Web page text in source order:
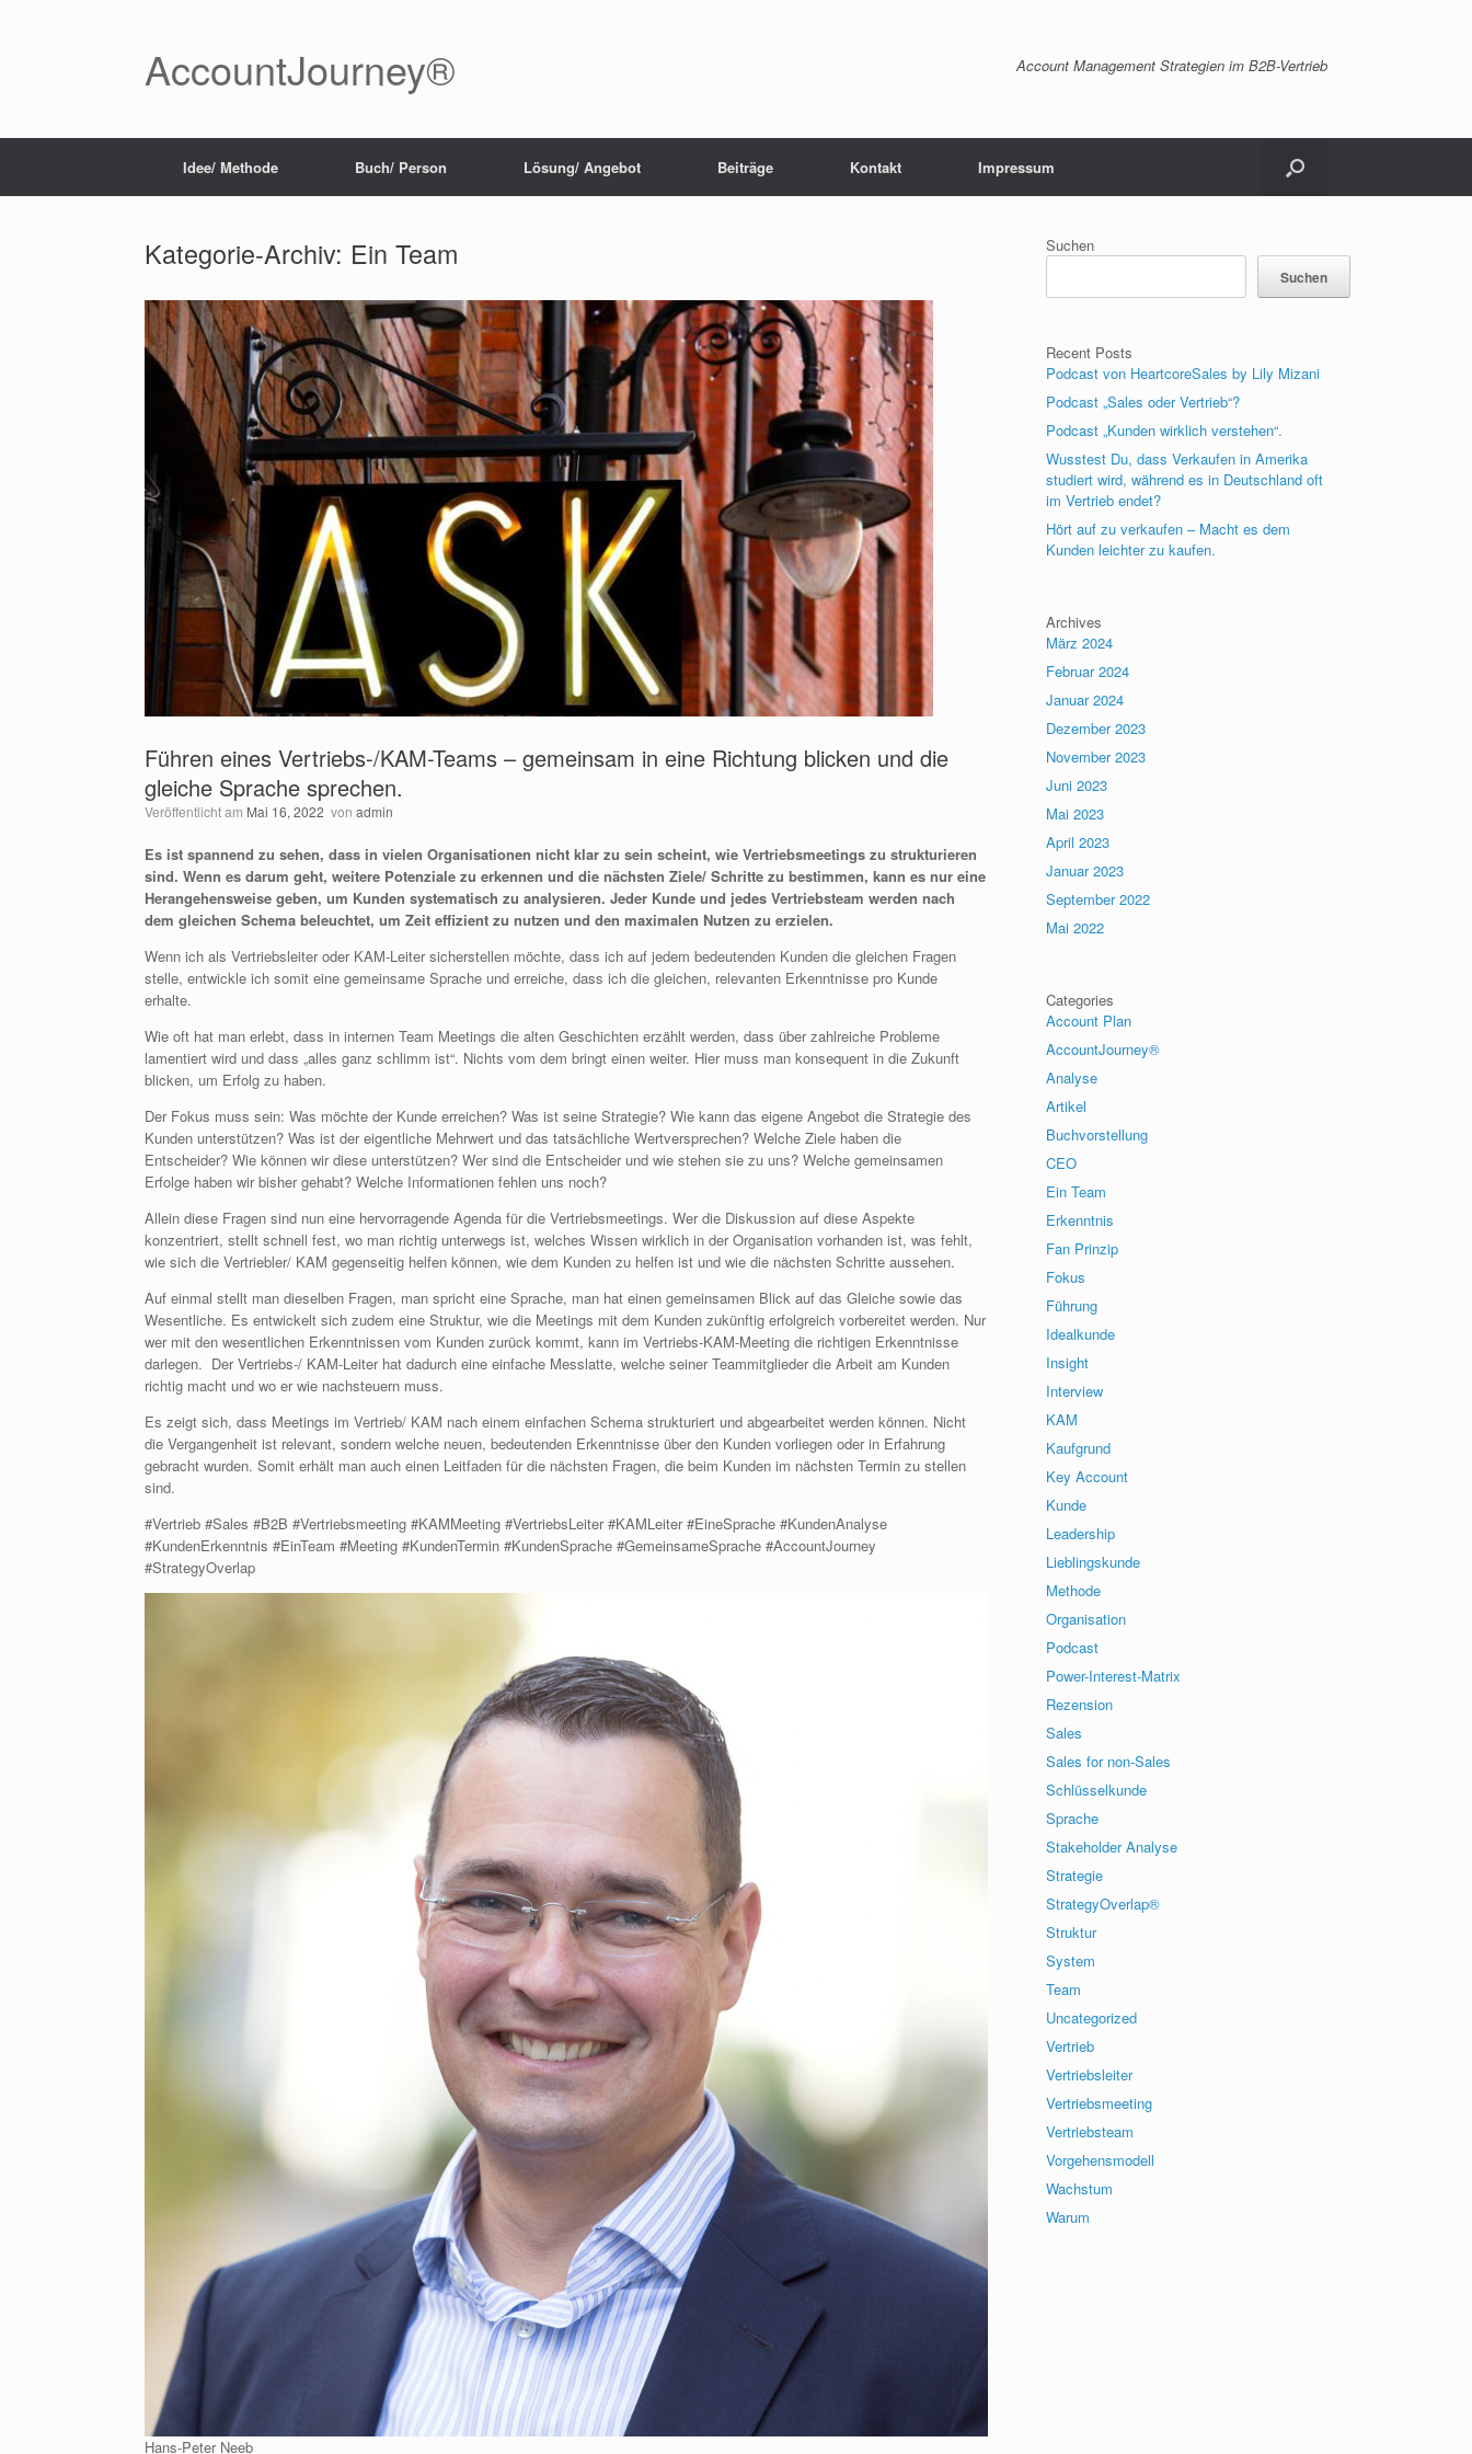
AccountJourney® Account Management Strategien im B2B-Vertrieb
Idee/ Methode Buch/ Person Lösung/ Angebot Beiträge Kontakt Impressum
Kategorie-Archiv: Ein Team
Führen eines Vertriebs-/KAM-Teams – gemeinsam in eine Richtung blicken und die
gleiche Sprache sprechen.
Veröffentlicht am Mai 16, 2022 von admin
Es ist spannend zu sehen, dass in vielen Organisationen nicht klar zu sein scheint, wie Vertriebsmeetings zu strukturieren
sind. Wenn es darum geht, weitere Potenziale zu erkennen und die nächsten Ziele/ Schritte zu bestimmen, kann es nur eine
Herangehensweise geben, um Kunden systematisch zu analysieren. Jeder Kunde und jedes Vertriebsteam werden nach
dem gleichen Schema beleuchtet, um Zeit effizient zu nutzen und den maximalen Nutzen zu erzielen.
Wenn ich als Vertriebsleiter oder KAM-Leiter sicherstellen möchte, dass ich auf jedem bedeutenden Kunden die gleichen Fragen
stelle, entwickle ich somit eine gemeinsame Sprache und erreiche, dass ich die gleichen, relevanten Erkenntnisse pro Kunde
erhalte.
Wie oft hat man erlebt, dass in internen Team Meetings die alten Geschichten erzählt werden, dass über zahlreiche Probleme
lamentiert wird und dass „alles ganz schlimm ist“. Nichts vom dem bringt einen weiter. Hier muss man konsequent in die Zukunft
blicken, um Erfolg zu haben.
Der Fokus muss sein: Was möchte der Kunde erreichen? Was ist seine Strategie? Wie kann das eigene Angebot die Strategie des
Kunden unterstützen? Was ist der eigentliche Mehrwert und das tatsächliche Wertversprechen? Welche Ziele haben die
Entscheider? Wie können wir diese unterstützen? Wer sind die Entscheider und wie stehen sie zu uns? Welche gemeinsamen
Erfolge haben wir bisher gehabt? Welche Informationen fehlen uns noch?
Allein diese Fragen sind nun eine hervorragende Agenda für die Vertriebsmeetings. Wer die Diskussion auf diese Aspekte
konzentriert, stellt schnell fest, wo man richtig unterwegs ist, welches Wissen wirklich in der Organisation vorhanden ist, was fehlt,
wie sich die Vertriebler/ KAM gegenseitig helfen können, wie dem Kunden zu helfen ist und wie die nächsten Schritte aussehen.
Auf einmal stellt man dieselben Fragen, man spricht eine Sprache, man hat einen gemeinsamen Blick auf das Gleiche sowie das
Wesentliche. Es entwickelt sich zudem eine Struktur, wie die Meetings mit dem Kunden zukünftig erfolgreich vorbereitet werden. Nur
wer mit den wesentlichen Erkenntnissen vom Kunden zurück kommt, kann im Vertriebs-KAM-Meeting die richtigen Erkenntnisse
darlegen. Der Vertriebs-/ KAM-Leiter hat dadurch eine einfache Messlatte, welche seiner Teammitglieder die Arbeit am Kunden
richtig macht und wo er wie nachsteuern muss.
Es zeigt sich, dass Meetings im Vertrieb/ KAM nach einem einfachen Schema strukturiert und abgearbeitet werden können. Nicht
die Vergangenheit ist relevant, sondern welche neuen, bedeutenden Erkenntnisse über den Kunden vorliegen oder in Erfahrung
gebracht wurden. Somit erhält man auch einen Leitfaden für die nächsten Fragen, die beim Kunden im nächsten Termin zu stellen
sind.
#Vertrieb #Sales #B2B #Vertriebsmeeting #KAMMeeting #VertriebsLeiter #KAMLeiter #EineSprache #KundenAnalyse
#KundenErkenntnis #EinTeam #Meeting #KundenTermin #KundenSprache #GemeinsameSprache #AccountJourney
#StrategyOverlap
Hans-Peter Neeb
Suchen
Suchen
Recent Posts
Podcast von HeartcoreSales by Lily Mizani
Podcast „Sales oder Vertrieb“?
Podcast „Kunden wirklich verstehen“.
Wusstest Du, dass Verkaufen in Amerika
studiert wird, während es in Deutschland oft
im Vertrieb endet?
Hört auf zu verkaufen – Macht es dem
Kunden leichter zu kaufen.
Archives
März 2024
Februar 2024
Januar 2024
Dezember 2023
November 2023
Juni 2023
Mai 2023
April 2023
Januar 2023
September 2022
Mai 2022
Categories
Account Plan
AccountJourney®
Analyse
Artikel
Buchvorstellung
CEO
Ein Team
Erkenntnis
Fan Prinzip
Fokus
Führung
Idealkunde
Insight
Interview
KAM
Kaufgrund
Key Account
Kunde
Leadership
Lieblingskunde
Methode
Organisation
Podcast
Power-Interest-Matrix
Rezension
Sales
Sales for non-Sales
Schlüsselkunde
Sprache
Stakeholder Analyse
Strategie
StrategyOverlap®
Struktur
System
Team
Uncategorized
Vertrieb
Vertriebsleiter
Vertriebsmeeting
Vertriebsteam
Vorgehensmodell
Wachstum
Warum